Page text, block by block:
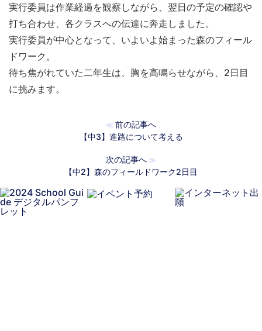
実行委員は作業経過を観察しながら、翌日の予定の確認や
打ち合わせ、各クラスへの伝達に奔走しました。
実行委員が中心となって、いよいよ始まった森のフィール
ドワーク。
待ち焦がれていた二年生は、胸を高鳴らせながら、2日目
に挑みます。
≪ 前の記事へ
【中3】進路について考える
次の記事へ ≫
【中2】森のフィールドワーク2日目